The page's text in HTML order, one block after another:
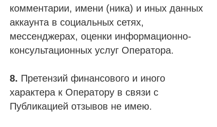
комментарии, имени (ника) и иных данных
аккаунта в социальных сетях,
мессенджерах, оценки информационно-
консультационных услуг Оператора.
8. Претензий финансового и иного
характера к Оператору в связи с
Публикацией отзывов не имею.